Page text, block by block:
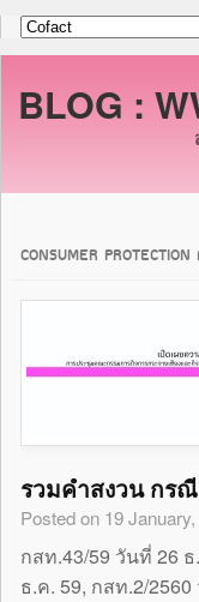
BLOG :
CONSUMER PROTECTION
รวมคำสงวน กร
Posted on 19
กสท.43/59 วันที่ 26
ธ.ค. 59, กสท.2/